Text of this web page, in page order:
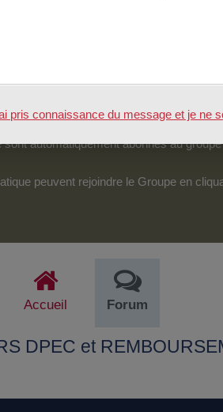
de renseignements sur l’AGEFICE et
comme étant des messages
pertinence, certains des
sur cet espace.
automatiquement abonnés au
peuvent rejoindre le Groupe en
Accueil Forum
DPEC et
pris connaissance du message et je ne